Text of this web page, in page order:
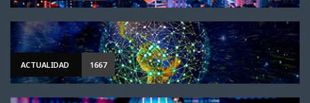
ACTUALIDAD 1667